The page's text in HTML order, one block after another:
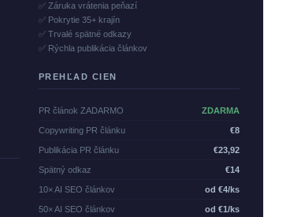
✅ Záruka vrátenia peňazí
✅ Pokrytie 35+ krajín
✅ Trvalé spätné odkazy
✅ Rýchla publikácia článkov
PREHĽAD CIEN
PR článok ZADARMO ZDARMA
Copywriting PR článku €8
Publikácia PR článku €23,92
Spätný odkaz €14
10× AI SEO článkov od €4/ks
50× AI SEO článkov od €1/ks